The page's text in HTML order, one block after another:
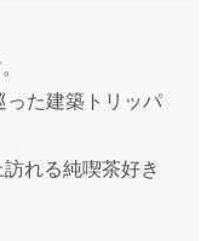
った建築トリッパ
れる純喫茶好き